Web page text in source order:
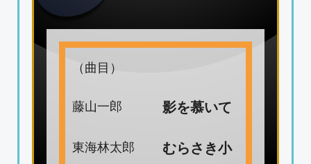
（曲目）
藤山一郎 影を慕いて
東海林太郎
むらさき小